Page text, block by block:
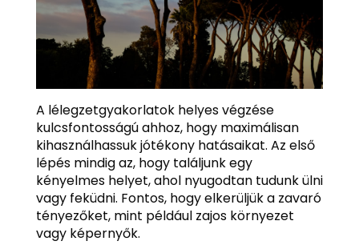
A lélegzetgyakorlatok helyes végzése
kulcsfontosságú ahhoz, hogy maximálisan
kihasználhassuk jótékony hatásaikat. Az első
lépés mindig az, hogy találjunk egy
kényelmes helyet, ahol nyugodtan tudunk ülni
vagy feküdni. Fontos, hogy elkerüljük a zavaró
tényezőket, mint például zajos környezet
vagy képernyők.